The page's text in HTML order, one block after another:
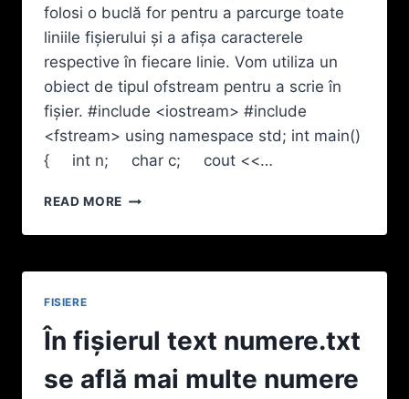
folosi o buclă for pentru a parcurge toate
liniile fișierului și a afișa caracterele
respective în fiecare linie. Vom utiliza un
obiect de tipul ofstream pentru a scrie în
fișier. #include <iostream> #include
<fstream> using namespace std; int main()
{ int n; char c; cout <<…
READ MORE SCRIEȚI
PROGRAM
CITEŞTE
TASTATURĂ
UN
NUMĂR
NATURAL
FISIERE
În fişierul text numere.txt
se află mai multe numere